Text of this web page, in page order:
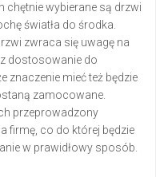
wybierane są drzwi
światła do środka.
zwraca się uwagę na
dostosowanie do
znaczenie mieć też będzie
zamocowane.
przeprowadzony
firmę, co do której będzie
w prawidłowy sposób.